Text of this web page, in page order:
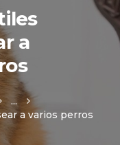
a
...
a varios perros